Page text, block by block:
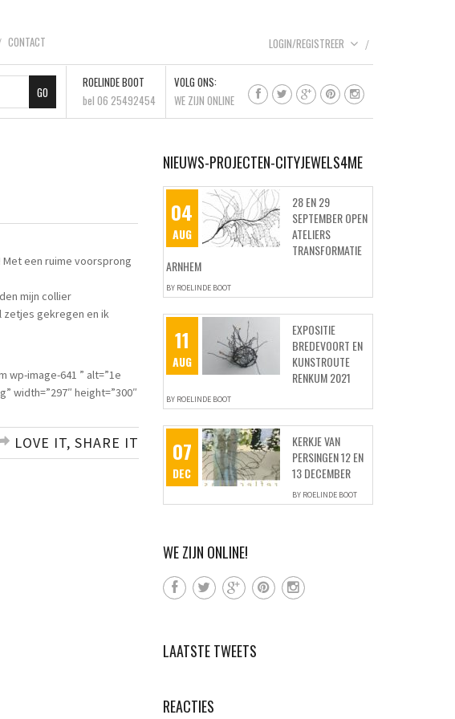
LOGIN/REGISTREER
CONTACT
ROELINDE BOOT
bel 06 25492454
VOLG ONS:
WE ZIJN ONLINE
een ruime voorsprong
mijn collier
zetjes gekregen en ik
image-641 ” alt=”1e
width=”297″ height=”300″
LOVE IT, SHARE IT
SHARE ON FACEBOOK
SHARE ON PINTEREST
NIEUWS-PROJECTEN-CITYJEWELS4ME
04
AUG
28 EN 29
SEPTEMBER OPEN
ATELIERS
TRANSFORMATIE
ARNHEM
BY ROELINDE BOOT
11
AUG
EXPOSITIE
BREDEVOORT EN
KUNSTROUTE
RENKUM 2021
BY ROELINDE BOOT
07
DEC
KERKJE VAN
PERSINGEN 12 EN
13 DECEMBER
BY ROELINDE BOOT
WE ZIJN ONLINE!
LAATSTE TWEETS
REACTIES